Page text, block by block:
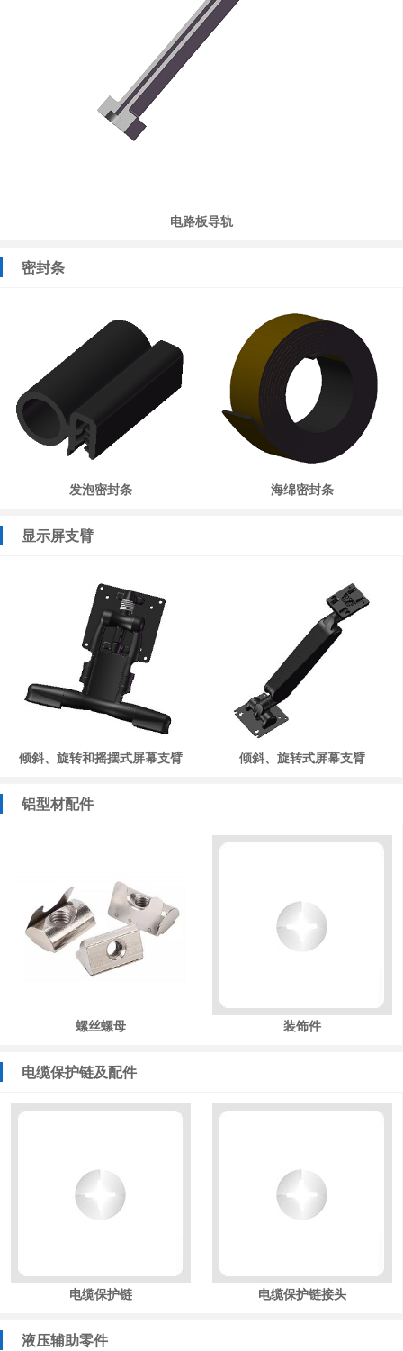
电路板导轨
密封条
发泡密封条 海绵密封条
显示屏支臂
倾斜、旋转和摇摆式屏幕支臂 倾斜、旋转式屏幕支臂
铝型材配件
螺丝螺母 装饰件
电缆保护链及配件
电缆保护链 电缆保护链接头
液压辅助零件